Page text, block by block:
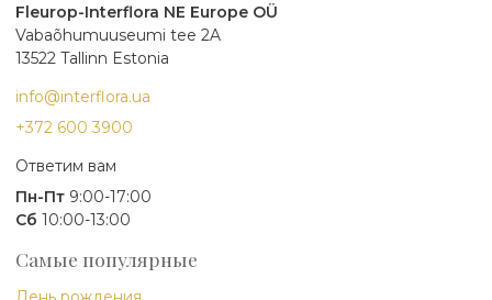
Fleurop-Interflora NE Europe OÜ
Vabaõhumuuseumi tee 2A
13522 Tallinn Estonia
info@interflora.ua
+372 600 3900
Ответим вам
Пн-Пт 9:00-17:00
Сб 10:00-13:00
Самые популярные